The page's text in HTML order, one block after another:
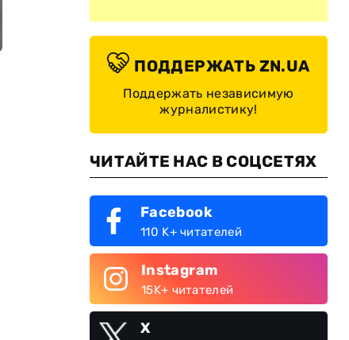
ПОДДЕРЖАТЬ ZN.UA
Поддержать независимую
журналистику!
ЧИТАЙТЕ НАС В СОЦСЕТЯХ
Facebook
110 K+ читателей
Instagram
15K+ читателей
X